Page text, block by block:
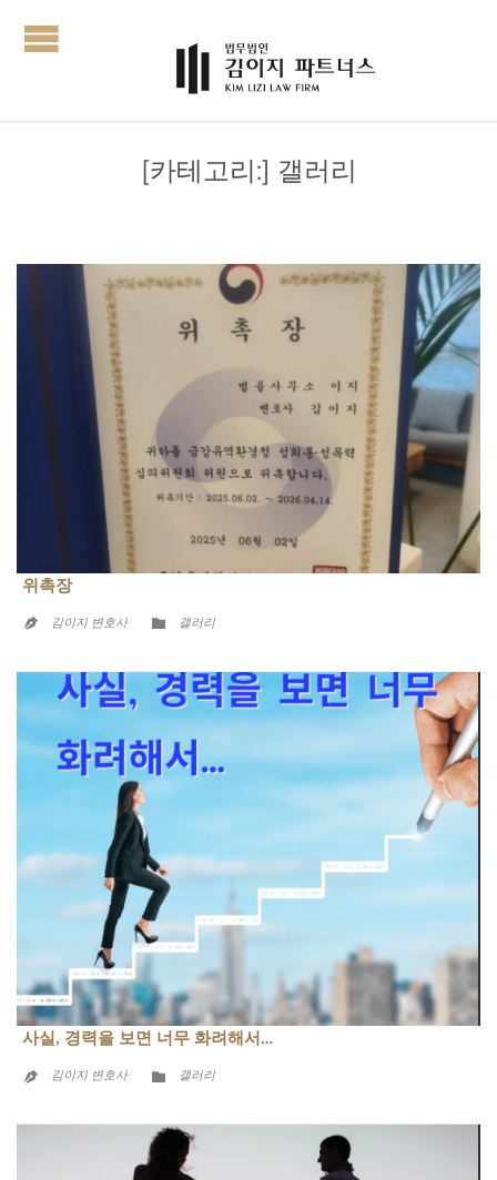
[카테고리:] 갤러리
위촉장
 김이지 변호사  CATEGORY
갤러리
사실, 경력을 보면 너무 화려해서…
 김이지 변호사  CATEGORY
갤러리